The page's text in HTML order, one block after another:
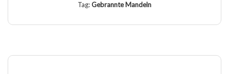
Tag:Gebrannte Mandeln